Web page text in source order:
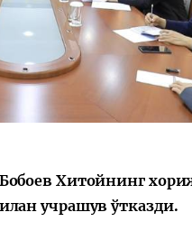
Хитойнинг
учрашув ўтказди.